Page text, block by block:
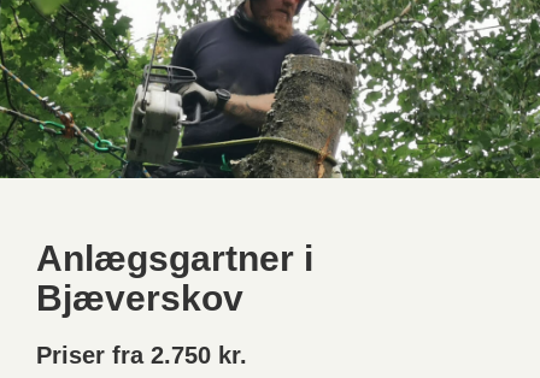
Anlægsgartner i
Bjæverskov
Priser fra 2.750 kr.